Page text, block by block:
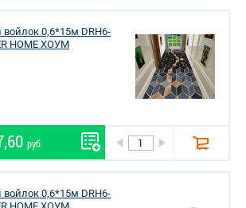
0,6*15м DRH6-
HOME ХОУМ
руб.
0,6*15м DRH6-